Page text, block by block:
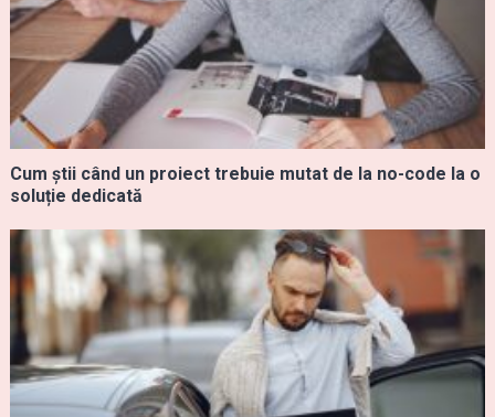
Cum știi când un proiect trebuie mutat de la no-code la o
soluție dedicată